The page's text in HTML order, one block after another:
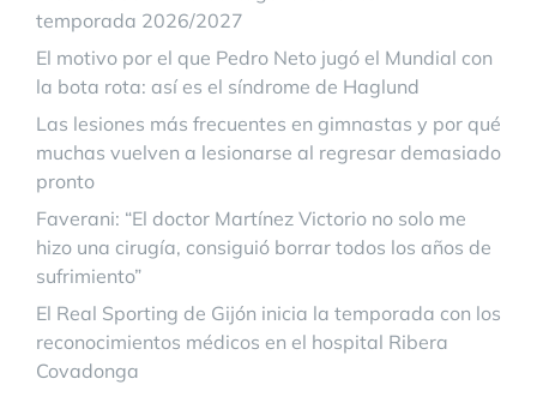
temporada 2026/2027
El motivo por el que Pedro Neto jugó el Mundial con
la bota rota: así es el síndrome de Haglund
Las lesiones más frecuentes en gimnastas y por qué
muchas vuelven a lesionarse al regresar demasiado
pronto
Faverani: “El doctor Martínez Victorio no solo me
hizo una cirugía, consiguió borrar todos los años de
sufrimiento”
El Real Sporting de Gijón inicia la temporada con los
reconocimientos médicos en el hospital Ribera
Covadonga